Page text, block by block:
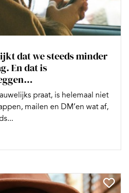
dat we steeds minder
En dat is
praat, is helemaal niet
mailen en DM’en wat af,